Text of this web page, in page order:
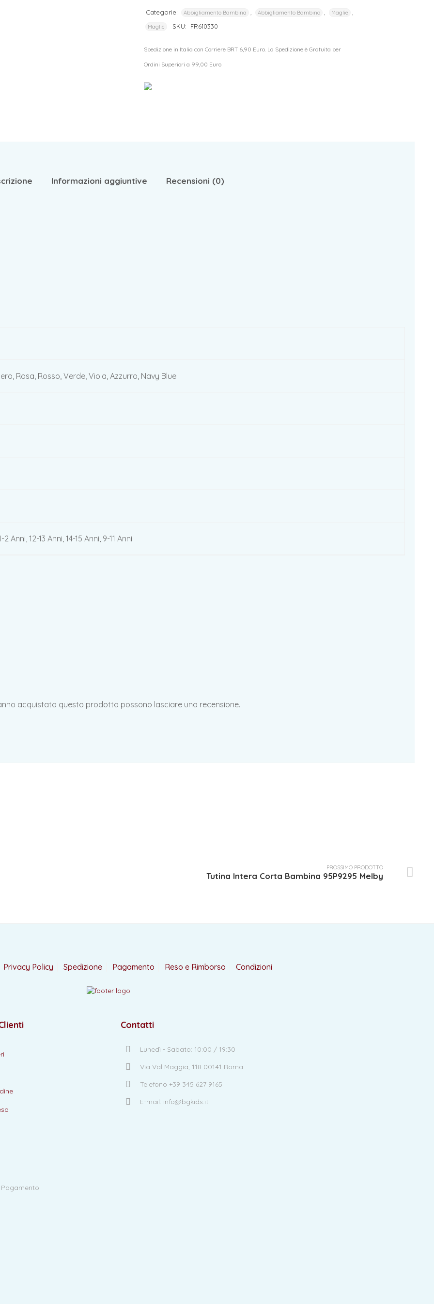
Categorie: Abbigliamento Bambina Abbigliamento Bambino Maglie
Maglie SKU: FR610330
Spedizione in Italia con Corriere BRT 6,90 Euro. La Spedizione è Gratuita per
Ordini Superiori a 99,00 Euro
Informazioni aggiuntive Recensioni (0)
Rosa, Rosso, Verde, Viola, Azzurro, Navy Blue
Anni, 12-13 Anni, 14-15 Anni, 9-11 Anni
acquistato questo prodotto possono lasciare una recensione.
PROSSIMO PRODOTTO
Tutina Intera Corta Bambina 95P9295 Melby
Privacy Policy Spedizione Pagamento Reso e Rimborso Condizioni
Contatti
Lunedì - Sabato: 10:00 / 19:30
Via Val Maggia, 118 00141 Roma
Telefono +39 345 627 9165
E-mail: info@bgkids.it